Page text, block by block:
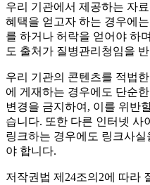
우리 기관에서 제공하는 자
혜택을 얻고자 하는 경우에
를 하거나 허락을 얻어야 하
도 출처가 질병관리청임을
우리 기관의 콘텐츠를 적법
에 게재하는 경우에도 단순
변경을 금지하여, 이를 위반
습니다. 또한 다른 인터넷 사
링크하는 경우에도 링크사
야 합니다.
저작권법 제24조의2에 따라